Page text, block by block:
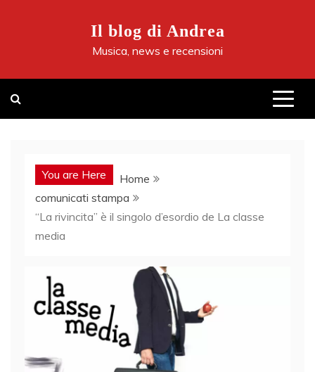
Il blog di Andrea
Musica, news e recensioni
You are Here
Home
comunicati stampa
“La rivincita” è il singolo d’esordio de La classe
media